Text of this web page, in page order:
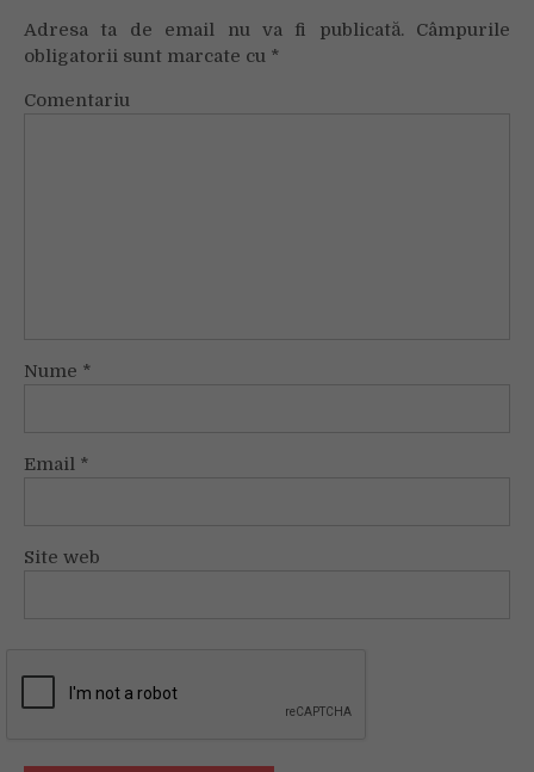
Adresa ta de email nu va fi publicată.Câmpurile
obligatorii sunt marcate cu *
Comentariu
Nume *
Email *
Site web